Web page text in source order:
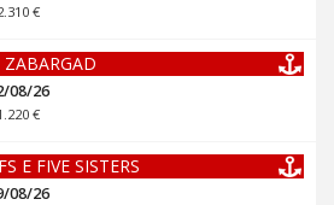
€
08/26
€
E FIVE SISTERS
08/26